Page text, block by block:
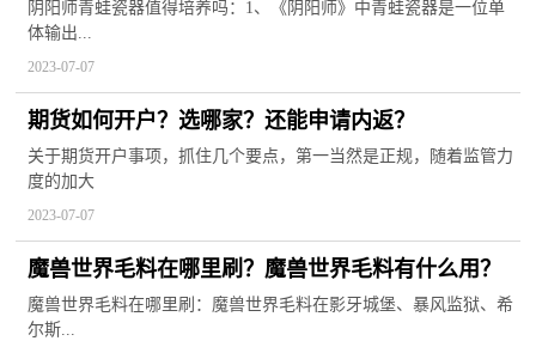
最多？
阴阳师青蛙瓷器值得培养吗：1、《阴阳师》中青蛙瓷器是一位单
体输出...
2023-07-07
期货如何开户？选哪家？还能申请内返？
关于期货开户事项，抓住几个要点，第一当然是正规，随着监管力
度的加大
2023-07-07
魔兽世界毛料在哪里刷？魔兽世界毛料有什么用？
魔兽世界毛料在哪里刷：魔兽世界毛料在影牙城堡、暴风监狱、希
尔斯...